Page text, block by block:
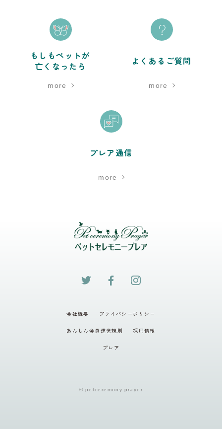
もしもペットが
亡くなったら
more
よくあるご質問
more
プレア通信
more
会社概要 プライバシーポリシー
あんしん会員運営規則 採用情報
プレア
© petceremony prayer